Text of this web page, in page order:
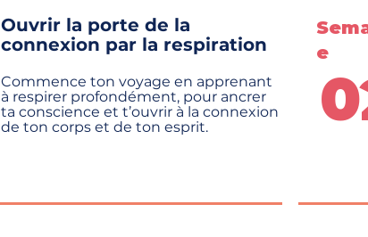
Ouvrir la porte de la
connexion par la respiration
Commence ton voyage en apprenant
à respirer profondément, pour ancrer
ta conscience et t’ouvrir à la connexion
de ton corps et de ton esprit.
e